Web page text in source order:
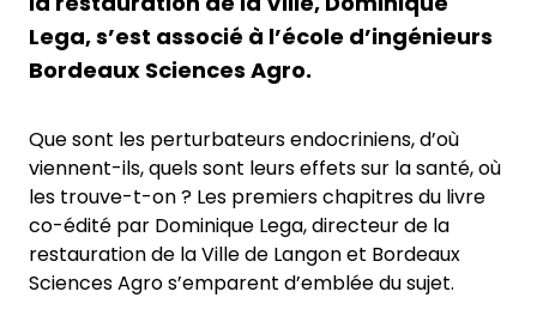
Lega, s’est associé à l’école d’ingénieurs
Bordeaux Sciences Agro.
Que sont les perturbateurs endocriniens, d’où
viennent-ils, quels sont leurs effets sur la santé, où
les trouve-t-on ? Les premiers chapitres du livre
co-édité par Dominique Lega, directeur de la
restauration de la Ville de Langon et Bordeaux
Sciences Agro s’emparent d’emblée du sujet.